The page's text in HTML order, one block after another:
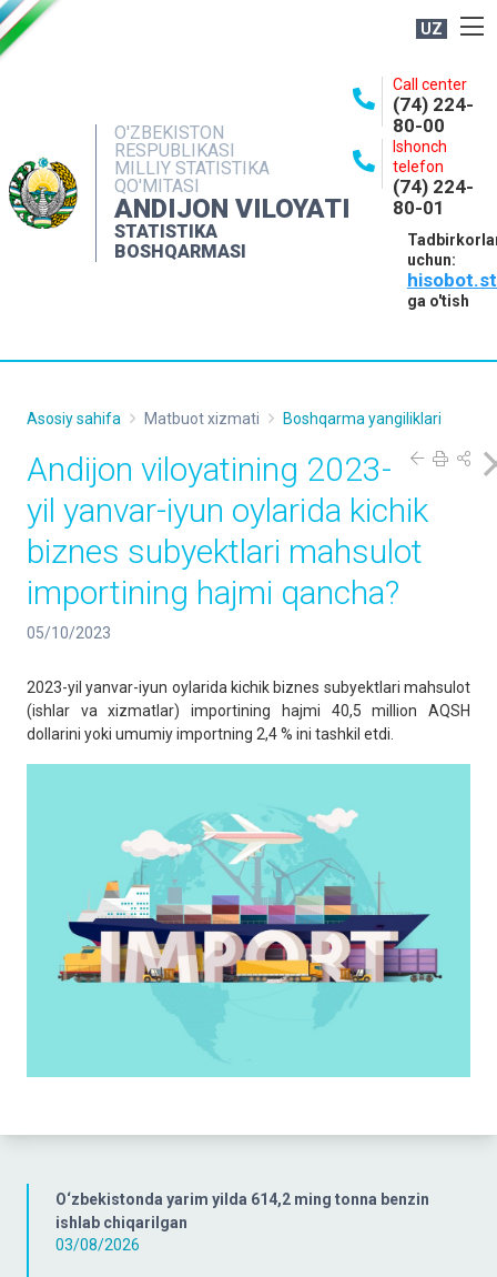
UZ
O'ZBEKISTON
RESPUBLIKASI
MILLIY STATISTIKA
QO'MITASI
ANDIJON VILOYATI
STATISTIKA
BOSHQARMASI
Call center
(74) 224-
80-00
Ishonch
telefon
(74) 224-
80-01
uchun:
ga o'tish
NASHRLAR
INTERAKTIV XIZMATLAR
MATBUOT XIZMATI
MUROJAATLAR
O‘zbekistonda yarim yilda 614,2 ming tonna benzin
ishlab chiqarilgan
03/08/2026
Asosiy sahifa Matbuot xizmati Boshqarma yangiliklari
Andijon viloyatining 2023-
yil yanvar-iyun oylarida kichik
biznes subyektlari mahsulot
importining hajmi qancha?
05/10/2023
2023-yil yanvar-iyun oylarida kichik biznes subyektlari mahsulot
(ishlar va xizmatlar) importining hajmi 40,5 million AQSH
dollarini yoki umumiy importning 2,4 % ini tashkil etdi.